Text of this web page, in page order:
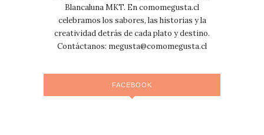
Blancaluna MKT. En comomegusta.cl
celebramos los sabores, las historias y la
creatividad detrás de cada plato y destino.
Contáctanos: megusta@comomegusta.cl
FACEBOOK